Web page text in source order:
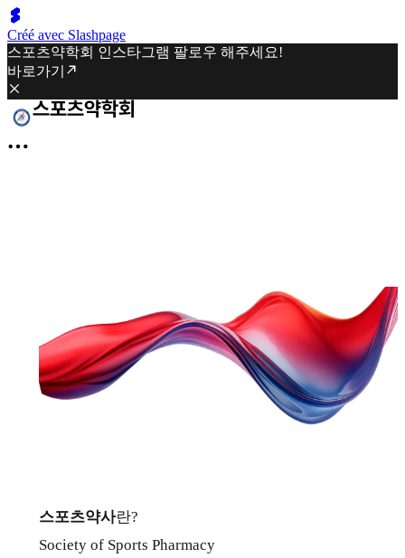
Créé avec Slashpage
스포츠약학회 인스타그램 팔로우 해주세요!
바로가기
스포츠약사란?
Society of Sports Pharmacy